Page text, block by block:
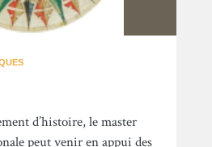
d’histoire, le master
peut venir en appui des